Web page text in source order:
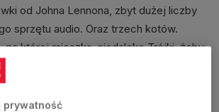
od Johna Lennona, zbyt dużej liczby
sprzętu audio. Oraz trzech kotów.
na której mieszka, niedaleko Trójki, żeby
do pracy.
prywatność